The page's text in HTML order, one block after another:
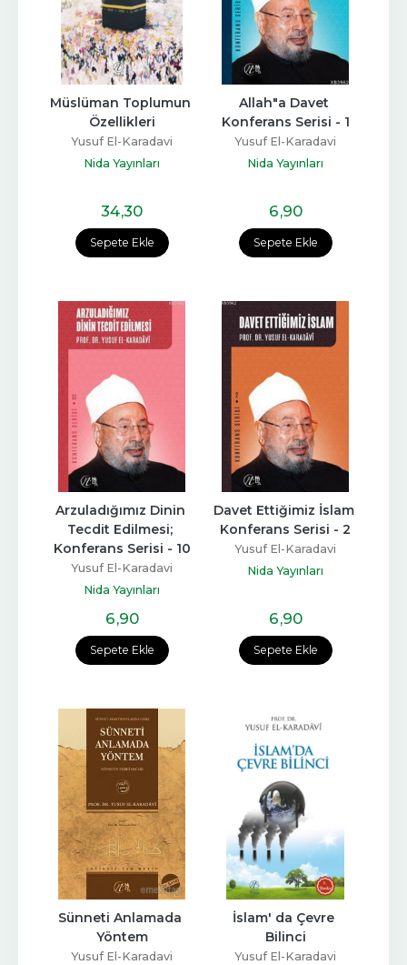
Sepete Ekle
Müslüman Toplumun
Özellikleri
Yusuf El-Karadavi
Nida Yayınları
34,30
Sepete Ekle
Allah"a Davet
Konferans Serisi - 1
Yusuf El-Karadavi
Nida Yayınları
6,90
Sepete Ekle
Arzuladığımız Dinin
Tecdit Edilmesi;
Konferans Serisi - 10
Yusuf El-Karadavi
Nida Yayınları
6,90
Sepete Ekle
Davet Ettiğimiz İslam
Konferans Serisi - 2
Yusuf El-Karadavi
Nida Yayınları
6,90
Sünneti Anlamada
Yöntem
Yusuf El-Karadavi
İslam' da Çevre
Bilinci
Yusuf El-Karadavi